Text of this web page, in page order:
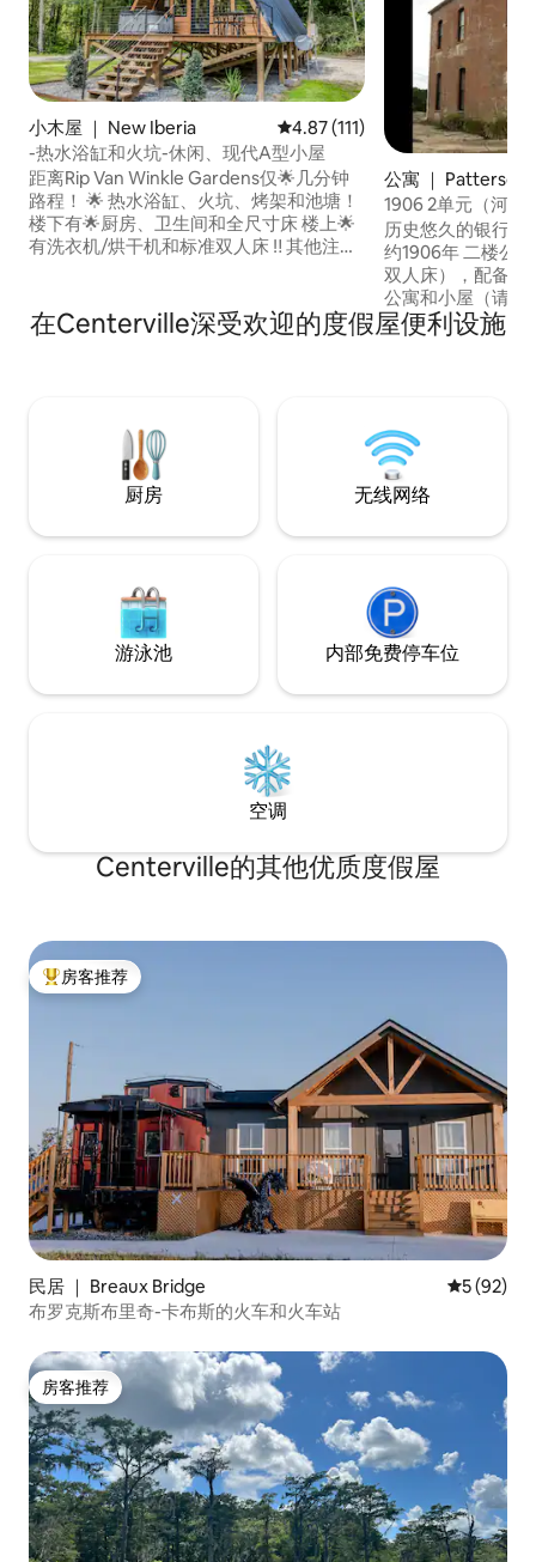
小木屋 ｜ New Iberia 平均评分 4.87 分（满分 5 分），
4.87 (111)
-热水浴缸和火坑-休闲、现代A型小屋
距离Rip Van Winkle Gardens仅🌟几分钟
路程！ 🌟 热水浴缸、火坑、烤架和池塘！
楼下有🌟厨房、卫生间和全尺寸床 楼上🌟
有洗衣机/烘干机和标准双人床 ‼️ 其他注意
件，并签署承租人协议。 •房源内有两处出
租 •从Wanderlust Rentals获得$ 8折卡真
公寓 ｜ Patterson
1906 2单元（河滨
历史悠久的银行/
约1906年 二楼公
双人床），配备宜
公寓和小屋（请参
少入住2晚。 位于一座古朴安静的城市的中
心地带，坐落于
们在每位房客抵达
毒。
在Centerville深受欢迎的度假屋便利设施
厨房 无线网络
游泳池 内部免费停车位
空调
Centerville的其他优质度假屋
热门「房客推荐」
房客推荐
民居 ｜ Breaux Bridge 平均评分
5 (92)
布罗克斯布里奇-卡布斯的火车和火车站
房客推荐
房客推荐